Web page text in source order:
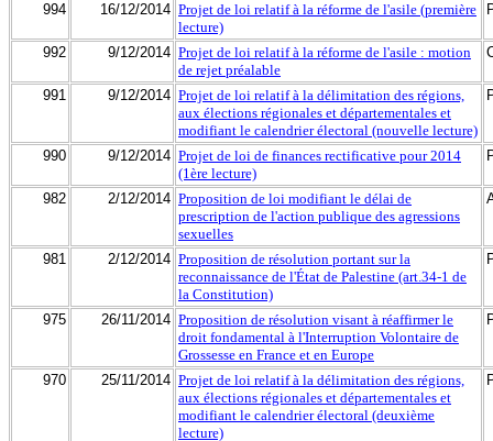
994 16/12/2014 Projet de loi relatif à la réforme de l'asile (première
lecture)
992 9/12/2014 Projet de loi relatif à la réforme de l'asile : motion
de rejet préalable
991 9/12/2014 Projet de loi relatif à la délimitation des régions,
aux élections régionales et départementales et
modifiant le calendrier électoral (nouvelle lecture)
990 9/12/2014 Projet de loi de finances rectificative pour 2014
(1ère lecture)
982 2/12/2014 Proposition de loi modifiant le délai de
prescription de l'action publique des agressions
sexuelles
981 2/12/2014 Proposition de résolution portant sur la
reconnaissance de l'État de Palestine (art.34-1 de
la Constitution)
975 26/11/2014 Proposition de résolution visant à réaffirmer le
droit fondamental à l'Interruption Volontaire de
Grossesse en France et en Europe
970 25/11/2014 Projet de loi relatif à la délimitation des régions,
aux élections régionales et départementales et
modifiant le calendrier électoral (deuxième
lecture)